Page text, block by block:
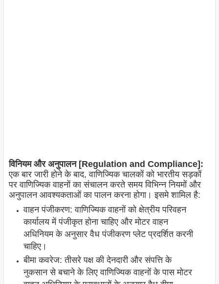
विनियम और अनुपालन [Regulation and Compliance]:
एक बार जारी होने के बाद, वाणिज्यिक चालकों को भारतीय सड़कों
पर वाणिज्यिक वाहनों का संचालन करते समय विभिन्न नियमों और
अनुपालन आवश्यकताओं का पालन करना होगा। इसमे शामिल है:
वाहन पंजीकरण: वाणिज्यिक वाहनों को क्षेत्रीय परिवहन
कार्यालय में पंजीकृत होना चाहिए और मोटर वाहन
अधिनियम के अनुसार वैध पंजीकरण प्लेट प्रदर्शित करनी
चाहिए।
बीमा कवरेज: तीसरे पक्ष की देनदारी और संपत्ति के
नुकसान से बचाने के लिए वाणिज्यिक वाहनों के पास मोटर